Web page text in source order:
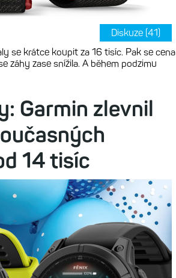
Diskuze (41)
se krátce koupit za 16 tisíc. Pak se cena
záhy zase snížila. A během podzimu
Garmin zlevnil
14 tisíc